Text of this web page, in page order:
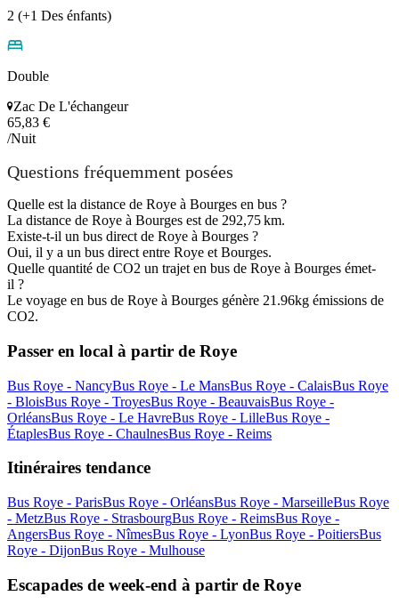
2 (+1 Des énfants)
Double
Zac De L'échangeur
65,83 €
/Nuit
Questions fréquemment posées
Quelle est la distance de Roye à Bourges en bus ?
La distance de Roye à Bourges est de 292,75 km.
Existe-t-il un bus direct de Roye à Bourges ?
Oui, il y a un bus direct entre Roye et Bourges.
Quelle quantité de CO2 un trajet en bus de Roye à Bourges émet-
il ?
Le voyage en bus de Roye à Bourges génère 21.96kg émissions de
CO2.
Passer en local à partir de Roye
Bus Roye - NancyBus Roye - Le MansBus Roye - CalaisBus Roye
- BloisBus Roye - TroyesBus Roye - BeauvaisBus Roye -
OrléansBus Roye - Le HavreBus Roye - LilleBus Roye -
ÉtaplesBus Roye - ChaulnesBus Roye - Reims
Itinéraires tendance
Bus Roye - ParisBus Roye - OrléansBus Roye - MarseilleBus Roye
- MetzBus Roye - StrasbourgBus Roye - ReimsBus Roye -
AngersBus Roye - NîmesBus Roye - LyonBus Roye - PoitiersBus
Roye - DijonBus Roye - Mulhouse
Escapades de week-end à partir de Roye